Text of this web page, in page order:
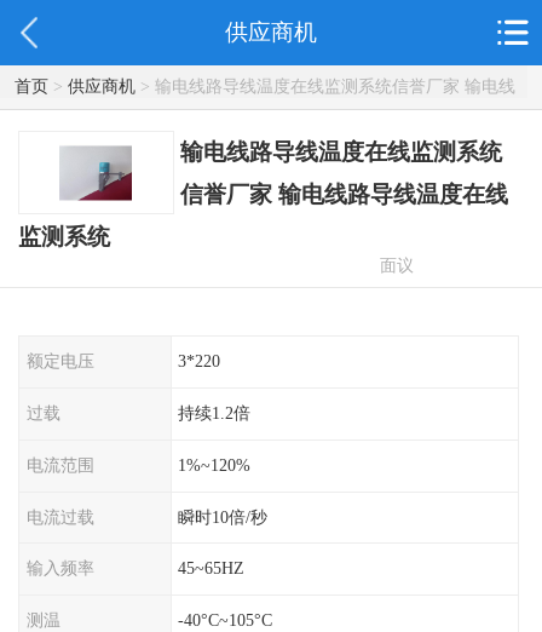
供应商机
首页> 供应商机> 输电线路导线温度在线监测系统信誉厂家 输电线
路导线温度在线监测系统
输电线路导线温度在线监测系统
信誉厂家 输电线路导线温度在线
监测系统
面议
额定电压 3*220
过载 持续1.2倍
电流范围 1%~120%
电流过载 瞬时10倍/秒
输入频率 45~65HZ
测温 -40°C~105°C